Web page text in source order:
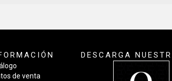
de venta
DESCARGA